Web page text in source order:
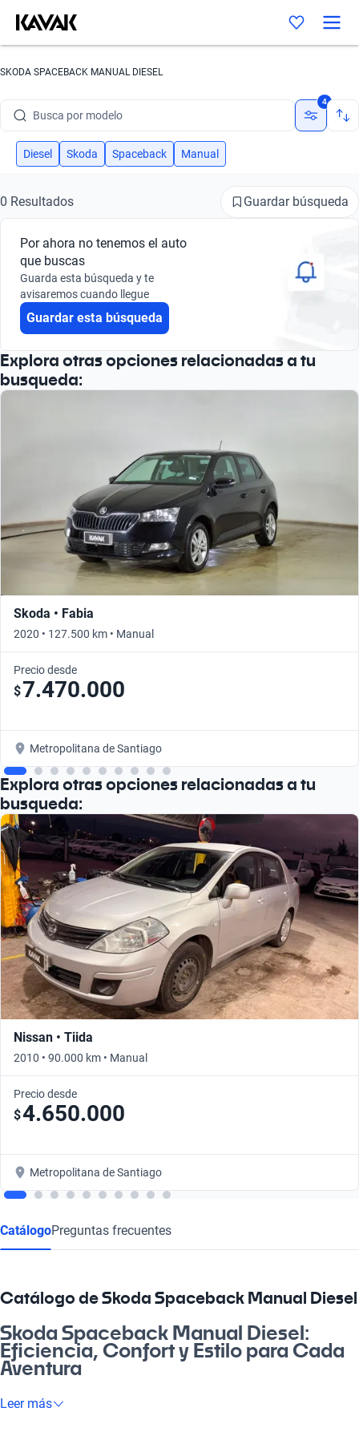
SKODA SPACEBACK MANUAL DIESEL
Busca por modelo
Busca por versión
Busca por marca
Busca por modelo
Busca por versión
4
Diesel Skoda Spaceback Manual
0 Resultados Guardar búsqueda
Por ahora no tenemos el auto
que buscas
Guarda esta búsqueda y te
avisaremos cuando llegue
Guardar esta búsqueda
Explora otras opciones relacionadas a tu
busqueda:
Skoda • Fabia
2020 • 127.500 km • Manual
Precio desde
$7.470.000
Metropolitana de Santiago
Explora otras opciones relacionadas a tu
busqueda:
Nissan • Tiida
2010 • 90.000 km • Manual
Precio desde
$4.650.000
Metropolitana de Santiago
CatálogoPreguntas frecuentes
Catálogo de Skoda Spaceback Manual Diesel
Skoda Spaceback Manual Diesel:
Eficiencia, Confort y Estilo para Cada
Aventura
Si buscas un auto que se adapte a tu día a día, el Skoda
Leer más